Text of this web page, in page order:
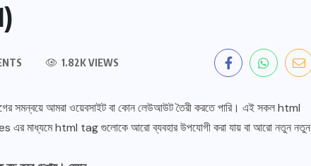
1.82K VIEWS
সমন্বয়ে আমরা ওয়েবসাইট বা কোন লেউআউট তৈরী করতে পারি। এই সকল html
html tag গুলোকে আরো ব্যবহার উপযোগী করা যায় বা আরো নতুন নতুন